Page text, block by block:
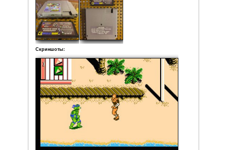
• Дополнительный буклет
• Рукав
• Картридж
Рейтинг:
Средняя:5 (1оценка)
Фото: